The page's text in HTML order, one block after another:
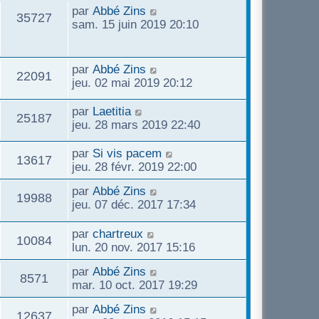
s
s
e
s
r
m
s
a
g
e
s
n
i
e
s
s
a
g
e
35727
s
D
e
i
e
r
m
e
s
s
a
g
e
par Abbé Zins
sam. 15 juin 2019 20:10
22091
u
D
e
n
i
e
r
m
e
s
s
g
e
par Abbé Zins
jeu. 02 mai 2019 20:12
25187
u
s
D
e
n
i
e
r
m
e
s
s
a
g
e
par Laetitia
jeu. 28 mars 2019 22:40
13617
s
D
e
r
n
e
r
m
e
s
s
a
g
par Si vis pacem
jeu. 28 févr. 2019 22:00
19988V
u
D
e
n
i
e
r
m
e
s
par Abbé Zins
jeu. 07 déc. 2017 17:34
10084V
e
D
e
r
n
i
e
r
par chartreux
lun. 20 nov. 2017 15:16
8571
D
e
r
n
par Abbé Zins
mar. 10 oct. 2017 19:29
12637
D
par Abbé Zins